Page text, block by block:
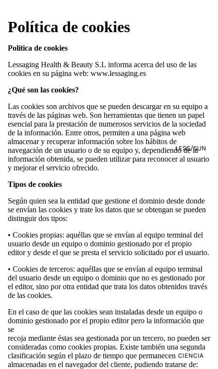
LESS/SUN
CIENCIA
Política de cookies
Política de cookies
Lessaging Health & Beauty S.L informa acerca del uso de las
cookies en su página web: www.lessaging.es
¿Qué son las cookies?
Las cookies son archivos que se pueden descargar en su equipo a
través de las páginas web. Son herramientas que tienen un papel
esencial para la prestación de numerosos servicios de la sociedad
de la información. Entre otros, permiten a una página web
almacenar y recuperar información sobre los hábitos de
navegación de un usuario o de su equipo y, dependiendo de la
información obtenida, se pueden utilizar para reconocer al usuario
y mejorar el servicio ofrecido.
Tipos de cookies
Según quien sea la entidad que gestione el dominio desde donde
se envían las cookies y trate los datos que se obtengan se pueden
distinguir dos tipos:
• Cookies propias: aquéllas que se envían al equipo terminal del
usuario desde un equipo o dominio gestionado por el propio
editor y desde el que se presta el servicio solicitado por el usuario.
• Cookies de terceros: aquéllas que se envían al equipo terminal
del usuario desde un equipo o dominio que no es gestionado por
el editor, sino por otra entidad que trata los datos obtenidos través
de las cookies.
En el caso de que las cookies sean instaladas desde un equipo o
dominio gestionado por el propio editor pero la información que
se
recoja mediante éstas sea gestionada por un tercero, no pueden ser
consideradas como cookies propias. Existe también una segunda
clasificación según el plazo de tiempo que permanecen
almacenadas en el navegador del cliente, pudiendo tratarse de: